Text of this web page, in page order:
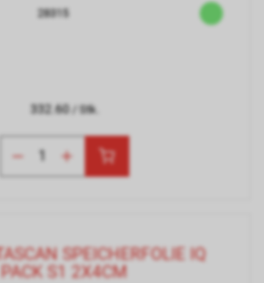
28315
332.60/ Stk.
SPEICHERFOLIE IQ
PACK S1 2X4CM